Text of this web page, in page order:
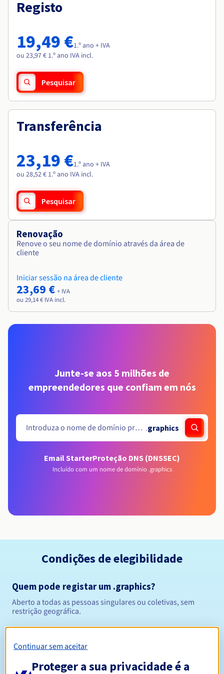
Preços
Roadmap & Changelog
Observabilidade
Roadmap & Changelog
Roadmap & Changelog
Roadmap & Changelog
Roadmap & Changelog
Registo
19,49 €1.º ano + IVA
ou 23,97 € 1.º ano IVA incl.
Pesquisar
Transferência
23,19 €1.º ano + IVA
ou 28,52 € 1.º ano IVA incl.
Pesquisar
Renovação
Renove o seu nome de domínio através da área de
cliente
Iniciar sessão na área de cliente
23,69 € + IVA
ou 29,14 € IVA incl.
Junte-se aos 5 milhões de
empreendedores que confiam em nós
.graphics
Email StarterProteção DNS (DNSSEC)
Incluído com um nome de domínio .graphics
Condições de elegibilidade
Quem pode registar um .graphics?
Aberto a todas as pessoas singulares ou coletivas, sem
restrição geográfica.
Entre 1 e 10 anos
Continuar sem aceitar
Proteger a sua privacidade é a